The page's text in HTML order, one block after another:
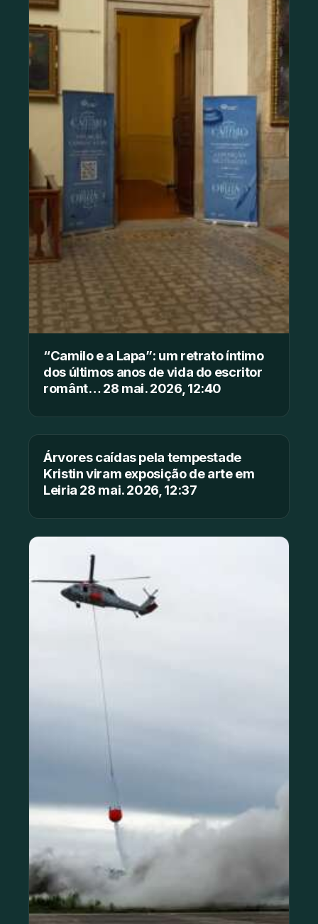
“Camilo e a Lapa”: um retrato íntimo
dos últimos anos de vida do escritor
românt… 28 mai. 2026, 12:40
Árvores caídas pela tempestade
Kristin viram exposição de arte em
Leiria 28 mai. 2026, 12:37